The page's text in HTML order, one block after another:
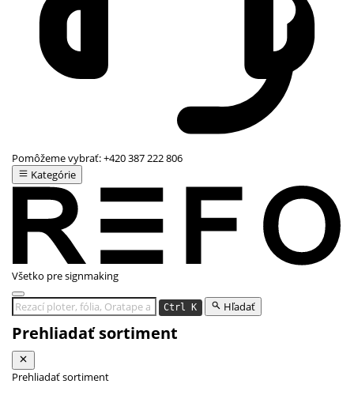
Pomôžeme vybrať:+420 387 222 806
Kategórie
Všetko pre signmaking
Ctrl K Hľadať
Prehliadať sortiment
Prehliadať sortiment